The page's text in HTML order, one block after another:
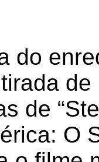
do
de
O